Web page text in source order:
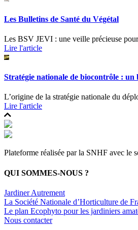
Les Bulletins de Santé du Végétal
Les BSV JEVI : une veille précieuse
Lire l'article
Stratégie nationale de biocontrôle : un
L’origine de la stratégie nationale du
Lire l'article
Plateforme réalisée par la SNHF avec le
QUI SOMMES-NOUS ?
Jardiner Autrement
La Société Nationale d’Horticulture de
Le plan Ecophyto pour les jardiniers
Nous contacter